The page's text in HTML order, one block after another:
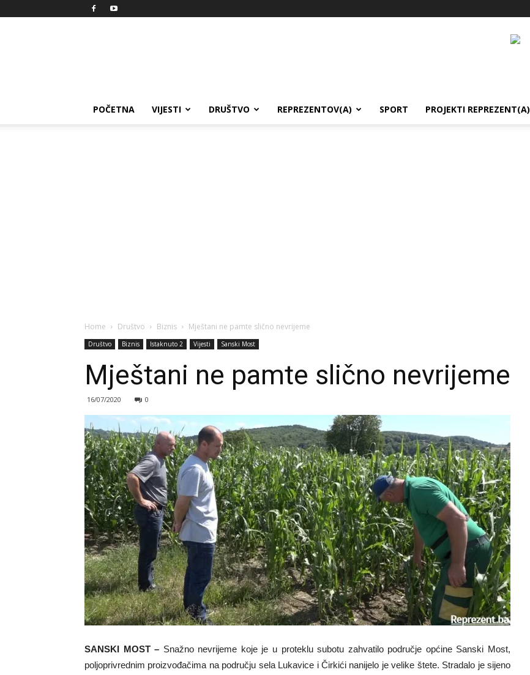
POČETNA VIJESTI DRUŠTVO REPREZENTOV(A) SPORT PROJEKTI REPREZENT(A)
Home Društvo Biznis Mještani ne pamte slično nevrijeme
Društvo Biznis Istaknuto 2 Vijesti Sanski Most
Mještani ne pamte slično nevrijeme
16/07/2020 0
SANSKI MOST – Snažno nevrijeme koje je u proteklu subotu zahvatilo područje općine Sanski Most,
poljoprivrednim proizvođačima na području sela Lukavice i Čirkići nanijelo je velike štete. Stradalo je sijeno